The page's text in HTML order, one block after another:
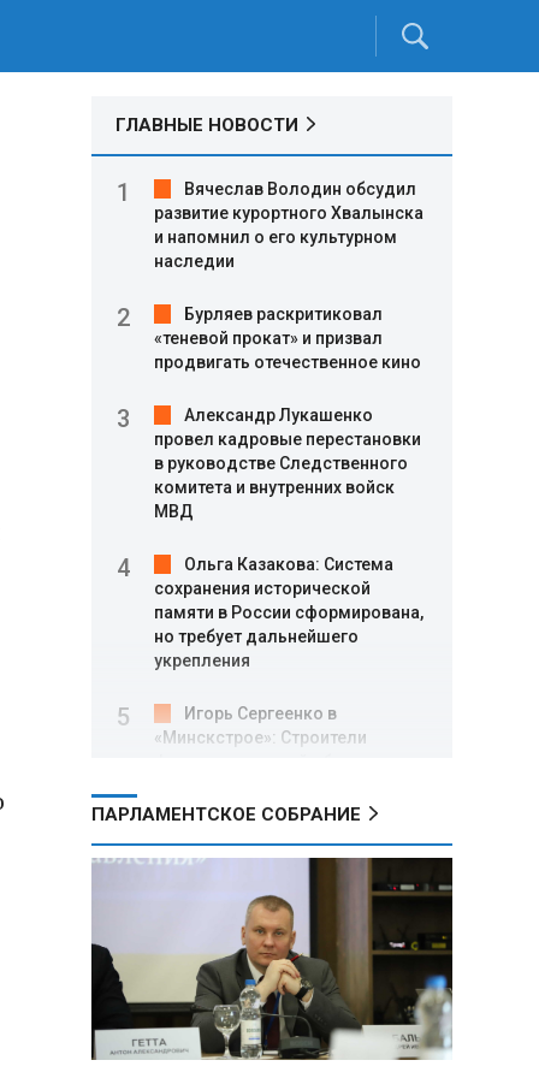
ГЛАВНЫЕ НОВОСТИ
Вячеслав Володин обсудил
развитие курортного Хвалынска
и напомнил о его культурном
наследии
Бурляев раскритиковал
«теневой прокат» и призвал
продвигать отечественное кино
Александр Лукашенко
провел кадровые перестановки
в руководстве Следственного
комитета и внутренних войск
МВД
Ольга Казакова: Система
сохранения исторической
памяти в России сформирована,
но требует дальнейшего
укрепления
Игорь Сергеенко в
«Минскстрое»: Строители
в улучшении охраны труда
МИД РФ: Поездка
Зеленского в США не принесла
ожидаемых результатов
Белорусские школьники
собрали первые «космические»
томаты из семян, побывавших
на орбите
ПАРЛАМЕНТСКОЕ СОБРАНИЕ